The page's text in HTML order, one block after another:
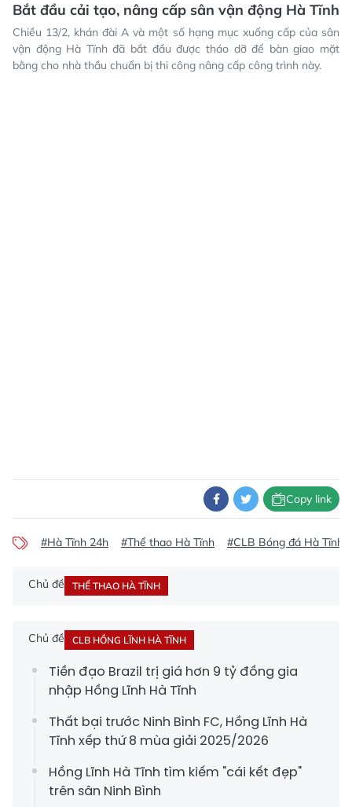
Bắt đầu cải tạo, nâng cấp sân vận động Hà Tĩnh
Chiều 13/2, khán đài A và một số hạng mục xuống cấp của sân
vận động Hà Tĩnh đã bắt đầu được tháo dỡ để bàn giao mặt
bằng cho nhà thầu chuẩn bị thi công nâng cấp công trình này.
Copy link
#Hà Tĩnh 24h #Thể thao Hà Tĩnh #CLB Bóng đá Hà Tĩnh
Chủ đề THỂ THAO HÀ TĨNH
Chủ đề CLB HỒNG LĨNH HÀ TĨNH
Tiền đạo Brazil trị giá hơn 9 tỷ đồng gia
nhập Hồng Lĩnh Hà Tĩnh
Thất bại trước Ninh Bình FC, Hồng Lĩnh Hà
Tĩnh xếp thứ 8 mùa giải 2025/2026
Hồng Lĩnh Hà Tĩnh tìm kiếm "cái kết đẹp"
trên sân Ninh Bình